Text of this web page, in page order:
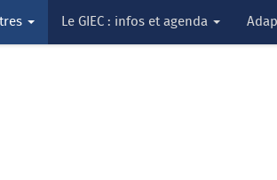
Le GIEC : infos et agenda